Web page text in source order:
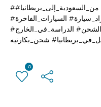
#شحن_السيارات_الفاخرة# من_السعودية_إلى_بريطانيا#
السيارات_الفاخرة#
الدراسة_في_الخارج#
شحن_بكارنيه
0